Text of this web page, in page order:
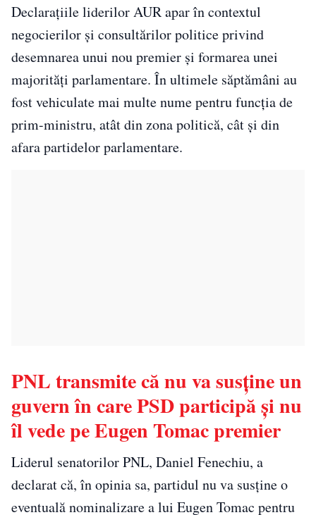
Declarațiile liderilor AUR apar în contextul
negocierilor și consultărilor politice privind
desemnarea unui nou premier și formarea unei
majorități parlamentare. În ultimele săptămâni au
fost vehiculate mai multe nume pentru funcția de
prim-ministru, atât din zona politică, cât și din
afara partidelor parlamentare.
PNL transmite că nu va susține un
guvern în care PSD participă și nu
îl vede pe Eugen Tomac premier
Liderul senatorilor PNL, Daniel Fenechiu, a
declarat că, în opinia sa, partidul nu va susține o
eventuală nominalizare a lui Eugen Tomac pentru